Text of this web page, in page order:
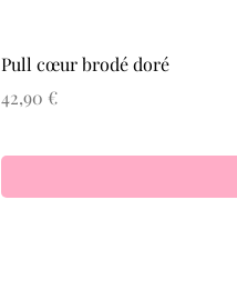
Pull cœur brodé doré
Prix
42,90 €